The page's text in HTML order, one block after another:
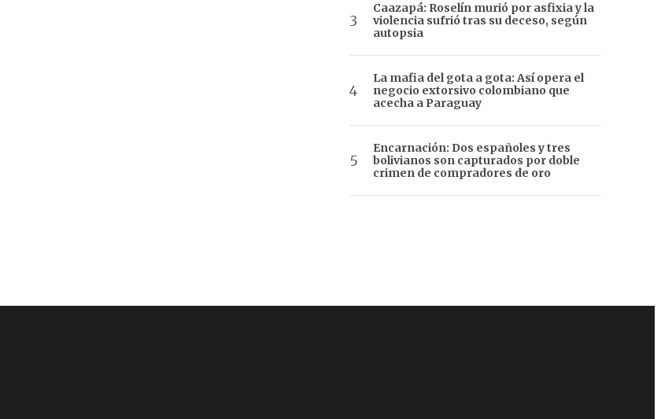
Caazapá: Roselín murió por asfixia y la
violencia sufrió tras su deceso, según
autopsia
La mafia del gota a gota: Así opera el
negocio extorsivo colombiano que
acecha a Paraguay
Encarnación: Dos españoles y tres
bolivianos son capturados por doble
crimen de compradores de oro